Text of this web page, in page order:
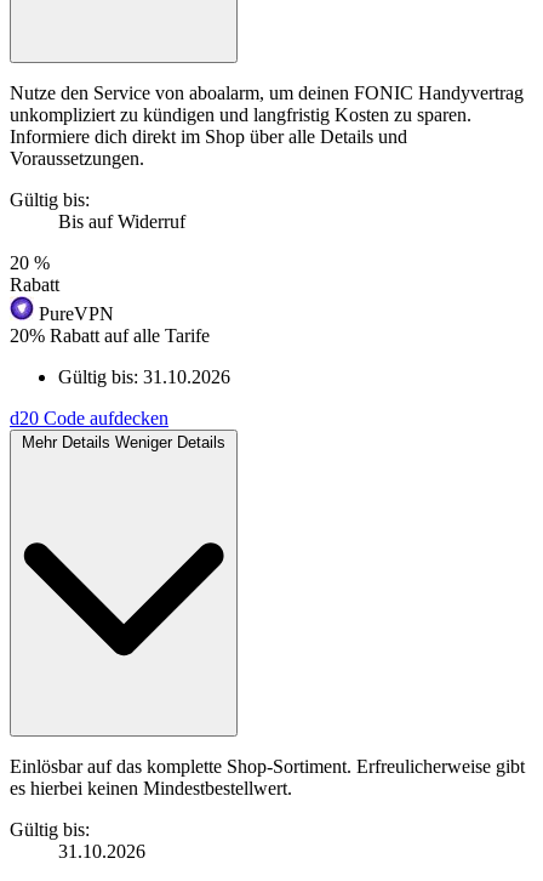
Nutze den Service von aboalarm, um deinen FONIC Handyvertrag
unkompliziert zu kündigen und langfristig Kosten zu sparen.
Informiere dich direkt im Shop über alle Details und
Voraussetzungen.
Gültig bis:
Bis auf Widerruf
20 %
Rabatt
PureVPN
20% Rabatt auf alle Tarife
Gültig bis: 31.10.2026
d20 Code aufdecken
Mehr Details Weniger Details
Einlösbar auf das komplette Shop-Sortiment. Erfreulicherweise gibt
es hierbei keinen Mindestbestellwert.
Gültig bis:
31.10.2026